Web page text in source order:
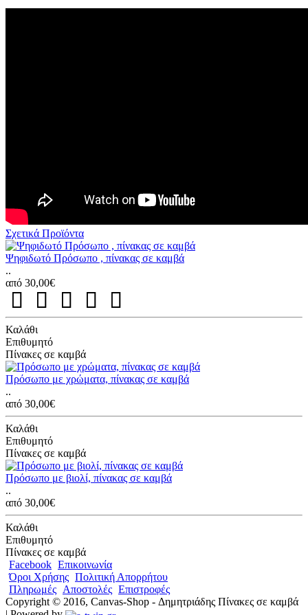
Σχετικά Προϊόντα
Ψηφιδωτό Πρόσωπο , πίνακας σε καμβά
..
από 30,00€
Καλάθι
Επιθυμητό
Πίνακες σε καμβά
Πρόσωπο με χρώματα, πίνακας σε καμβά
..
από 30,00€
Καλάθι
Επιθυμητό
Πίνακες σε καμβά
Πρόσωπο με βιολί, πίνακας σε καμβά
..
από 30,00€
Καλάθι
Επιθυμητό
Πίνακες σε καμβά
Facebook Επικοινωνία
Όροι Χρήσης Πολιτική Απορρήτου
Πληρωμές Αποστολές Επιστροφές
Copyright © 2016, Canvas-Shop - Δημητριάδης Πίνακες σε καμβά